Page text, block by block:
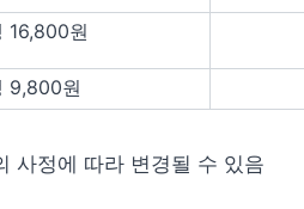
16,800원
9,800원
사정에 따라 변경될 수 있음